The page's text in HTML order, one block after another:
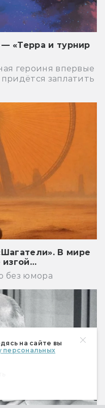
на сайте вы
персональных
«Терра и турнир
героиня впервые
заплатить
В мире
без юмора